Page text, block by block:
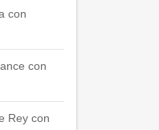
con
con
Rey con